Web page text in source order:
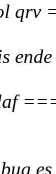
qrv